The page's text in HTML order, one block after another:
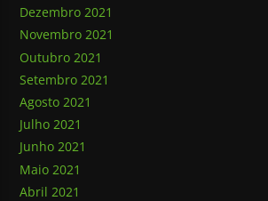
Dezembro 2021
Novembro 2021
Outubro 2021
Setembro 2021
Agosto 2021
Julho 2021
Junho 2021
Maio 2021
Abril 2021